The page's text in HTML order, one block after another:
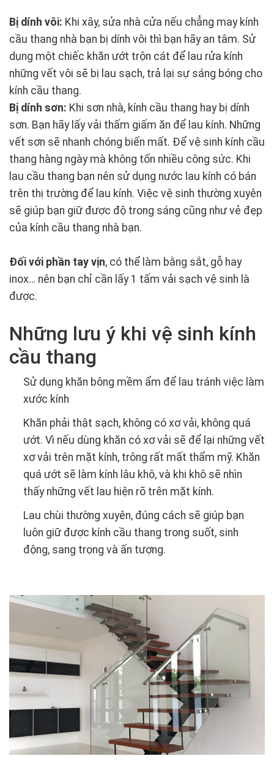
Bị dính vôi: Khi xây, sửa nhà cửa nếu chẳng may kính
cầu thang nhà bạn bị dính vôi thì bạn hãy an tâm. Sử
dụng một chiếc khăn ướt trộn cát để lau rửa kính
những vết vôi sẽ bị lau sạch, trả lại sự sáng bóng cho
kính cầu thang.
Bị dính sơn: Khi sơn nhà, kính cầu thang hay bị dính
sơn. Bạn hãy lấy vải thấm giấm ăn để lau kính. Những
vết sơn sẽ nhanh chóng biến mất. Để vệ sinh kính cầu
thang hàng ngày mà không tốn nhiều công sức. Khi
lau cầu thang bạn nên sử dụng nước lau kính có bán
trên thị trường để lau kính. Việc vệ sinh thường xuyên
sẽ giúp bạn giữ được độ trong sáng cũng như vẻ đẹp
của kính cầu thang nhà bạn.
Đối với phần tay vịn, có thể làm bằng sắt, gỗ hay
inox… nên bạn chỉ cần lấy 1 tấm vải sạch vệ sinh là
được.
Những lưu ý khi vệ sinh kính
cầu thang
Sử dụng khăn bông mềm ẩm để lau tránh việc làm
xước kính
Khăn phải thật sạch, không có xơ vải, không quá
ướt. Vì nếu dùng khăn có xơ vải sẽ để lại những vết
xơ vải trên mặt kính, trông rất mất thẩm mỹ. Khăn
quá ướt sẽ làm kính lâu khô, và khi khô sẽ nhìn
thấy những vết lau hiện rõ trên mặt kính.
Lau chùi thường xuyên, đúng cách sẽ giúp bạn
luôn giữ được kính cầu thang trong suốt, sinh
động, sang trọng và ấn tượng.